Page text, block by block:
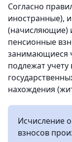
Согласно
иностранные),
(начисляющие)
пенсионные
занимающиеся
подлежат учету
нахождения
Исчисление
взносов